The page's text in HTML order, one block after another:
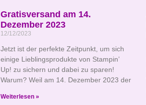
Gratisversand am 14.
Dezember 2023
12/12/2023
Jetzt ist der perfekte Zeitpunkt, um sich
einige Lieblingsprodukte von Stampin’
Up! zu sichern und dabei zu sparen!
Warum? Weil am 14. Dezember 2023 der
Weiterlesen »